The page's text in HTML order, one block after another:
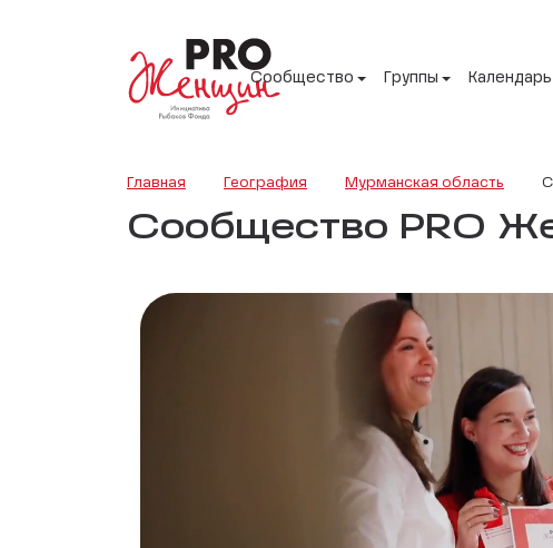
Сообщество Группы Календарь
Главная География Мурманская область
Сообщество PRO